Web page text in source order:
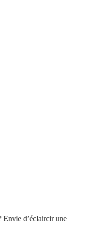
Envie d’éclaircir une